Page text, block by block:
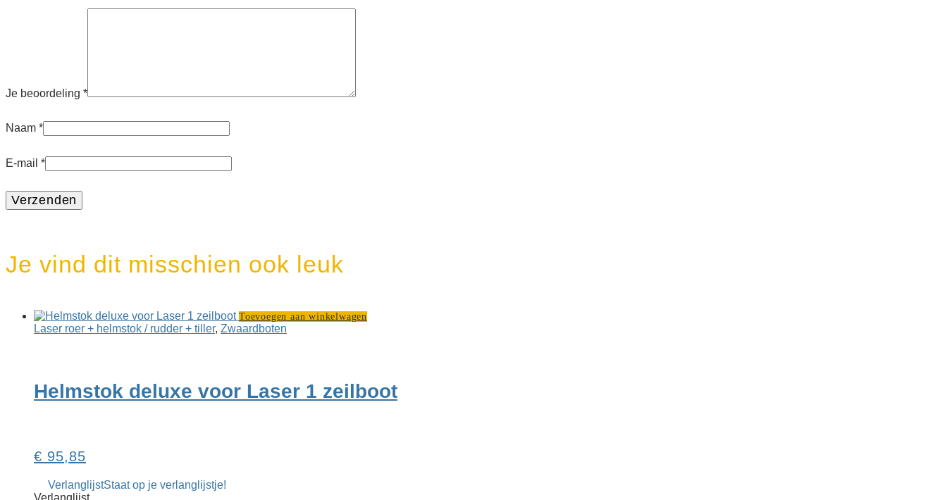
Je beoordeling *
Naam *
E-mail *
Je vind dit misschien ook leuk
Toevoegen aan winkelwagen
Laser roer + helmstok / rudder + tiller, Zwaard­boten
Helmstok deluxe voor Laser 1 zeilboot
€ 95,85
VerlanglijstStaat op je verlanglijstje!
Verlanglijst